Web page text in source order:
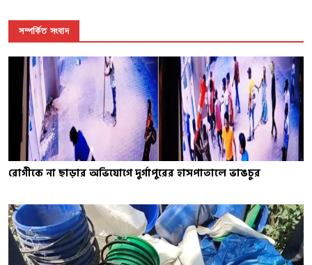
সম্পর্কিত সংবাদ
রোগীকে না ছাড়ার অভিযোগে দুর্গাপুরের হাসপাতালে ভাঙচুর